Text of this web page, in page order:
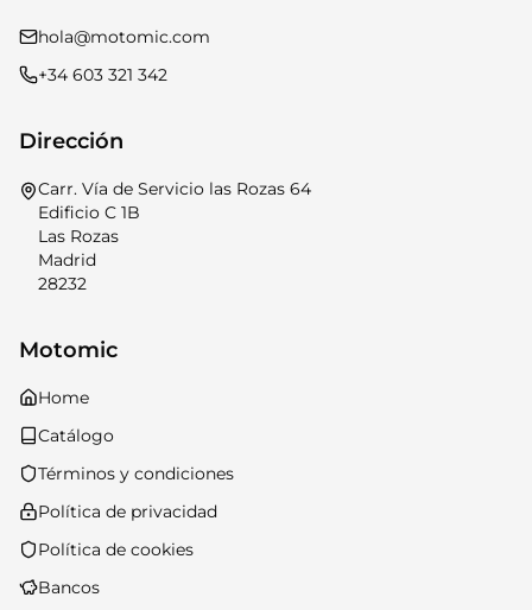
hola@motomic.com
+34 603 321 342
Dirección
Carr. Vía de Servicio las Rozas 64
Edificio C 1B
Las Rozas
Madrid
28232
Motomic
Home
Catálogo
Términos y condiciones
Política de privacidad
Política de cookies
Bancos